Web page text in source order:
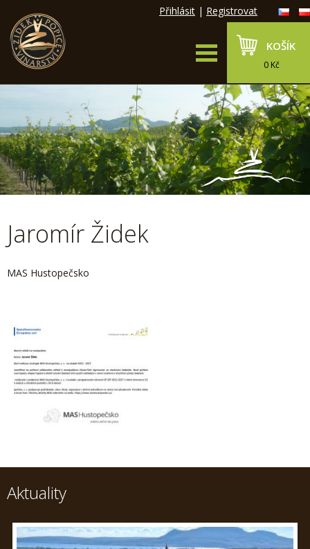
Přihlásit | Registrovat
KOŠÍK
0 Kč
Jaromír Židek
MAS Hustopečsko
Aktuality